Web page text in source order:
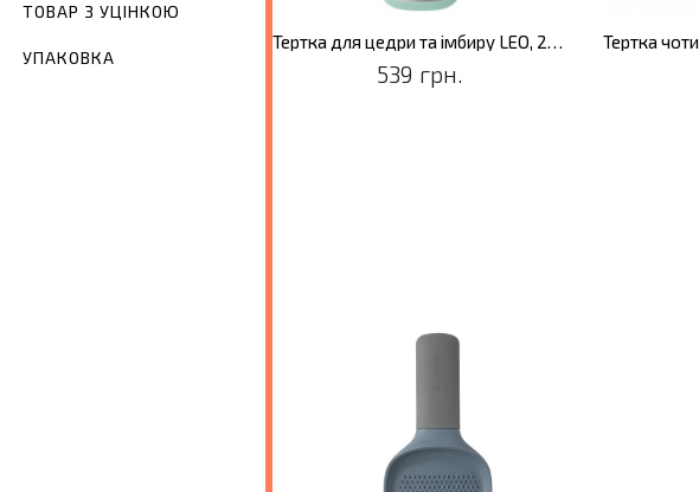
ТОВАР З УЦІНКОЮ
УПАКОВКА
549 грн. 539 грн.